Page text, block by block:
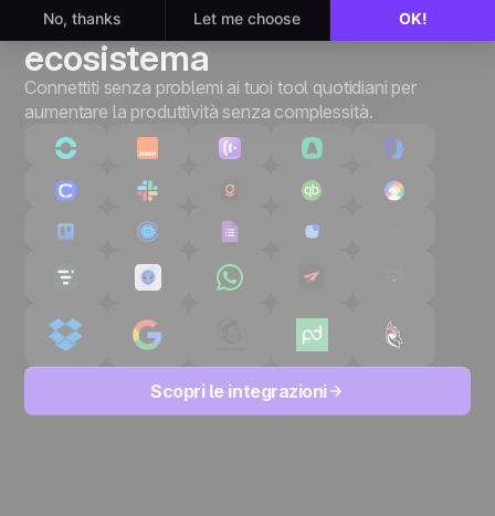
100% connesso al tuo
ecosistema
Connettiti senza problemi ai tuoi tool quotidiani per
aumentare la produttività senza complessità.
Scopri le integrazioni